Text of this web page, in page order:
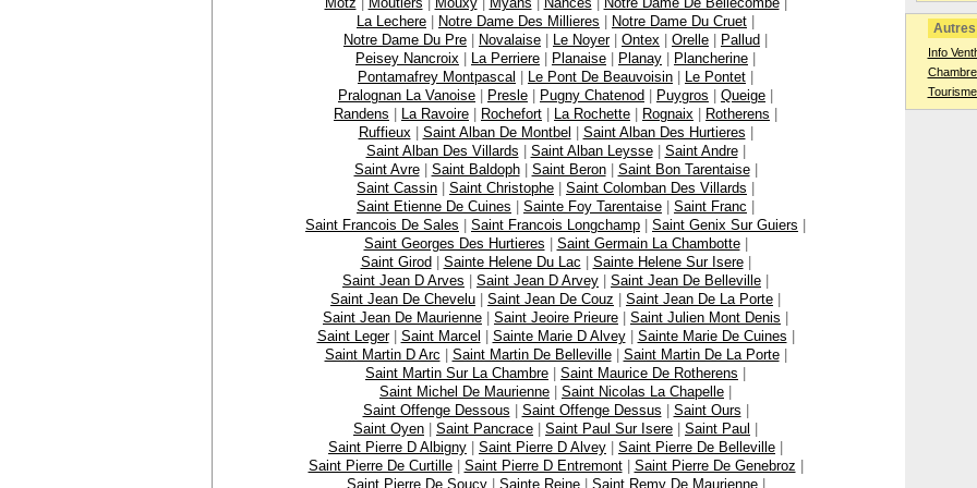
Info
La Lechere | Notre Dame Des Millieres | Notre Dame Du Cruet |
Notre Dame Du Pre | Novalaise | Le Noyer| Ontex | Orelle | Pallud |
Peisey Nancroix | La Perriere | Planaise | Planay | Plancherine |
Pontamafrey Montpascal | Le Pont De Beauvoisin | Le Pontet |
Pralognan La Vanoise | Presle | Pugny Chatenod | Puygros | Queige |
Randens | La Ravoire | Rochefort | La Rochette | Rognaix | Rotherens |
Ruffieux | Saint Alban De Montbel | Saint Alban Des Hurtieres |
Saint Alban Des Villards | Saint Alban Leysse| Saint Andre|
Saint Avre| Saint Baldoph| Saint Beron| Saint Bon Tarentaise|
Saint Cassin | Saint Christophe | Saint Colomban Des Villards |
Saint Etienne De Cuines | Sainte Foy Tarentaise | Saint Franc |
Saint Francois De Sales | Saint Francois Longchamp | Saint Genix Sur Guiers |
Saint Georges Des Hurtieres | Saint Germain La Chambotte|
Saint Girod| Sainte Helene Du Lac | Sainte Helene Sur Isere|
Saint Jean D Arves | Saint Jean D Arvey | Saint Jean De Belleville |
Saint Jean De Chevelu | Saint Jean De Couz | Saint Jean De La Porte |
Saint Jean De Maurienne | Saint Jeoire Prieure | Saint Julien Mont Denis |
Saint Leger| Saint Marcel | Sainte Marie D Alvey| Sainte Marie De Cuines |
Saint Martin D Arc | Saint Martin De Belleville| Saint Martin De La Porte|
Saint Martin Sur La Chambre | Saint Maurice De Rotherens |
Saint Michel De Maurienne | Saint Nicolas La Chapelle |
Saint Offenge Dessous | Saint Offenge Dessus | Saint Ours |
Saint Oyen | Saint Pancrace | Saint Paul Sur Isere | Saint Paul |
Saint Pierre D Albigny | Saint Pierre D Alvey | Saint Pierre De Belleville |
Saint Pierre De Curtille| Saint Pierre D Entremont| Saint Pierre De Genebroz |
Saint Pierre De Soucy| Sainte Reine| Saint Remy De Maurienne|